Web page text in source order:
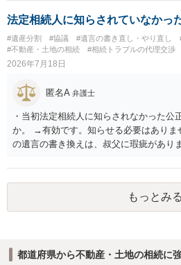
能と思われます。時間が思った以上にな
揃える必要があります。その点是非御注
法定相続人に知らされていなかっ
#遺産分割 #協議 #遺言の書き直し・やり直し
#不動産・土地の相続
#相続トラブルの代理交渉
2026年7月18日
匿名A 弁護士
・当初法定相続人に知らされなかった公
か。 →有効です。知らせる必要はありま
の遺言の書き換えは、叔父に瑕疵があ
ますか。 →本人が自由に決められますの
です。客観的な基準もありません。 ・
することはできますか。 →分割を拒否す
ないということでしょうか。遺言で、受
もっとみる
都道府県から不動産・土地の相続に